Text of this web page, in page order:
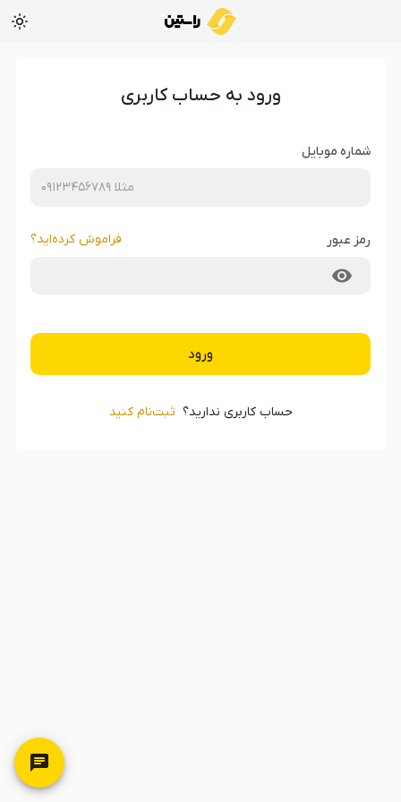
ورود به حساب کاربری
شماره موبایل
رمز عبور فراموش کرده‌‌اید؟
ورود
حساب کاربری ندارید؟ ثبت‌‌نام کنید